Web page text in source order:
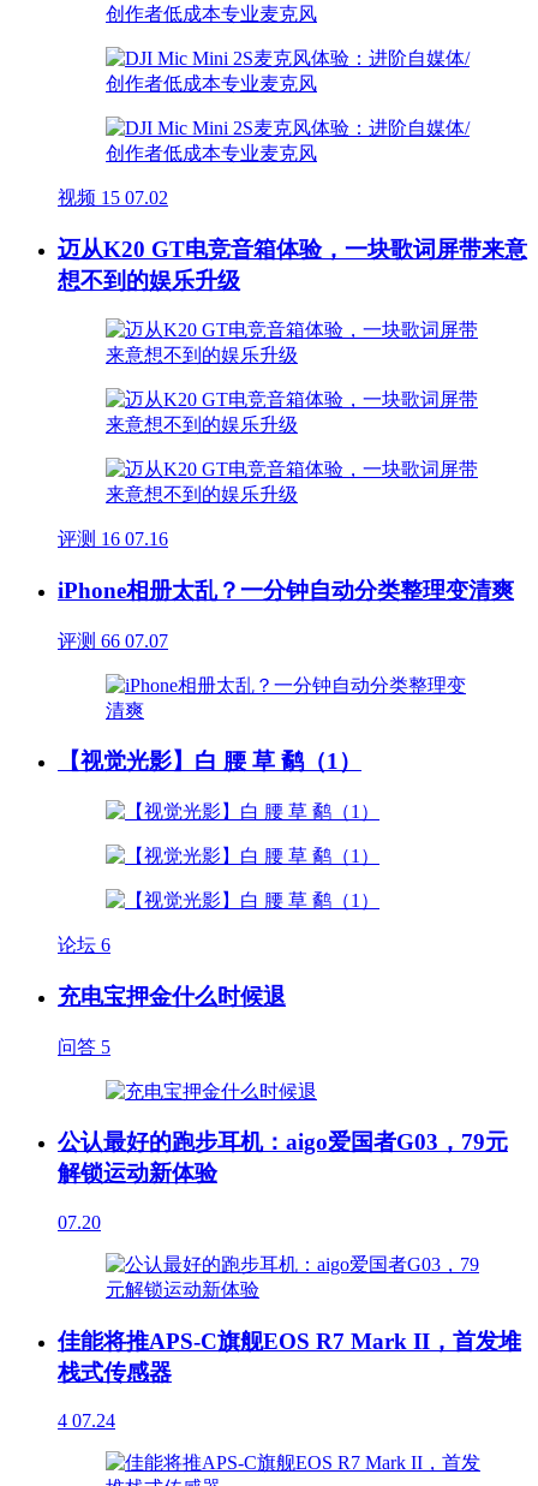
视频 15 07.02
迈从K20 GT电竞音箱体验，一块歌词屏带来意
想不到的娱乐升级
评测 16 07.16
iPhone相册太乱？一分钟自动分类整理变清爽
评测 66 07.07
【视觉光影】白 腰 草 鹬（1）
论坛 6
充电宝押金什么时候退
问答 5
公认最好的跑步耳机：aigo爱国者G03，79元
解锁运动新体验
07.20
佳能将推APS-C旗舰EOS R7 Mark II，首发堆
栈式传感器
4 07.24